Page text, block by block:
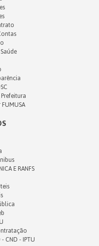
E RANFS
CND - IPTU